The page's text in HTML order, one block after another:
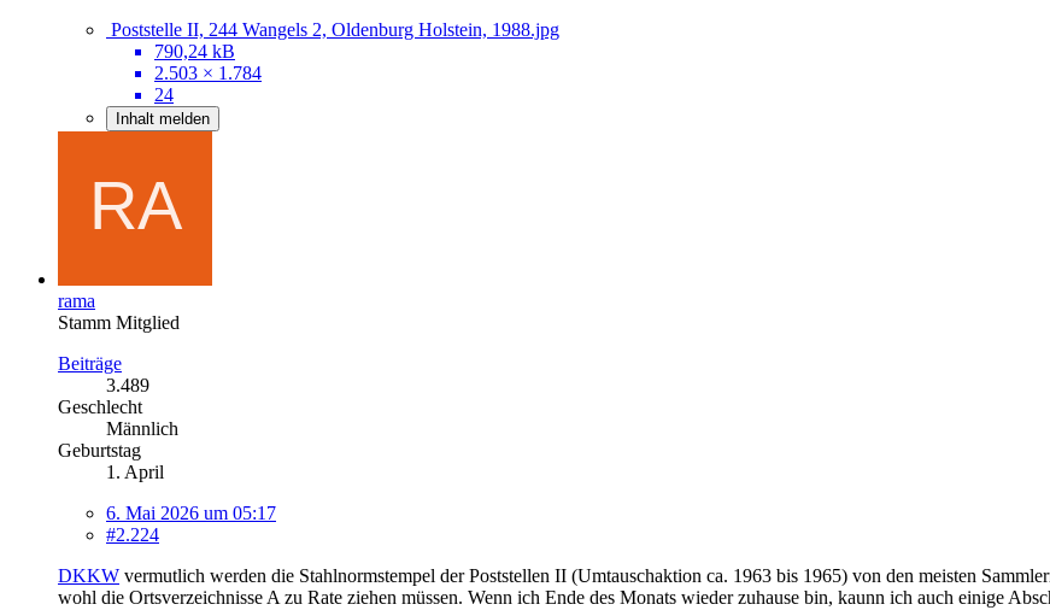
Poststelle II, 244 Wangels 2, Oldenburg Holstein, 1988.jpg
790,24 kB
2.503 × 1.784
24
Inhalt melden
rama
Stamm Mitglied
Beiträge
3.489
Geschlecht
Männlich
Geburtstag
1. April
6. Mai 2026 um 05:17
#2.224
DKKW vermutlich werden die Stahlnormstempel der Poststellen II (Umtauschaktion ca. 1963 bis 1965) von den meisten
wohl die Ortsverzeichnisse A zu Rate ziehen müssen. Wenn ich Ende des Monats wieder zuhause bin, kaunn ich auch einige